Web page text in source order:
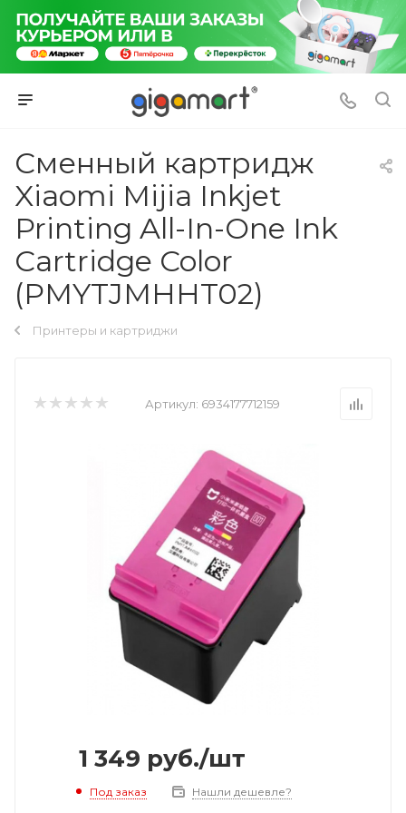
Сменный картридж
Xiaomi Mijia Inkjet
Printing All-In-One Ink
Cartridge Color
(PMYTJMHHT02)
Принтеры и картриджи
Артикул: 6934177712159
1 349 руб./шт
Под заказ Нашли дешевле?